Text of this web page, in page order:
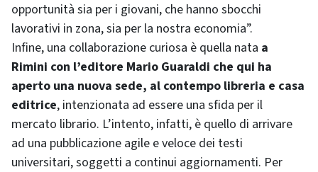
opportunità sia per i giovani, che hanno sbocchi
lavorativi in zona, sia per la nostra economia”.
Infine, una collaborazione curiosa è quella nata a
Rimini con l’editore Mario Guaraldi che qui ha
aperto una nuova sede, al contempo libreria e casa
editrice, intenzionata ad essere una sfida per il
mercato librario. L’intento, infatti, è quello di arrivare
ad una pubblicazione agile e veloce dei testi
universitari, soggetti a continui aggiornamenti. Per